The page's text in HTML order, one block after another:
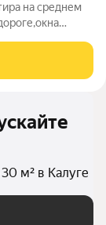
на среднем
и теплая,не
м² в Калуге